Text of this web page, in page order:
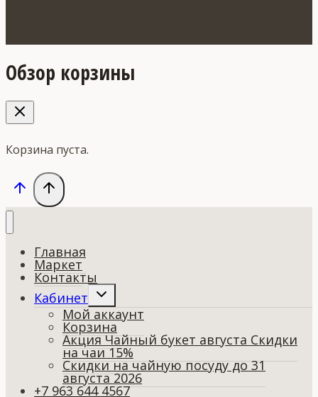
Обзор корзины
Корзина пуста.
Главная
Маркет
Контакты
Кабинет
Переключить
меню
Мой аккаунт
Корзина
Акция Чайный букет августа Скидки
на чаи 15%
Скидки на чайную посуду до 31
августа 2026
+7 963 644 4567